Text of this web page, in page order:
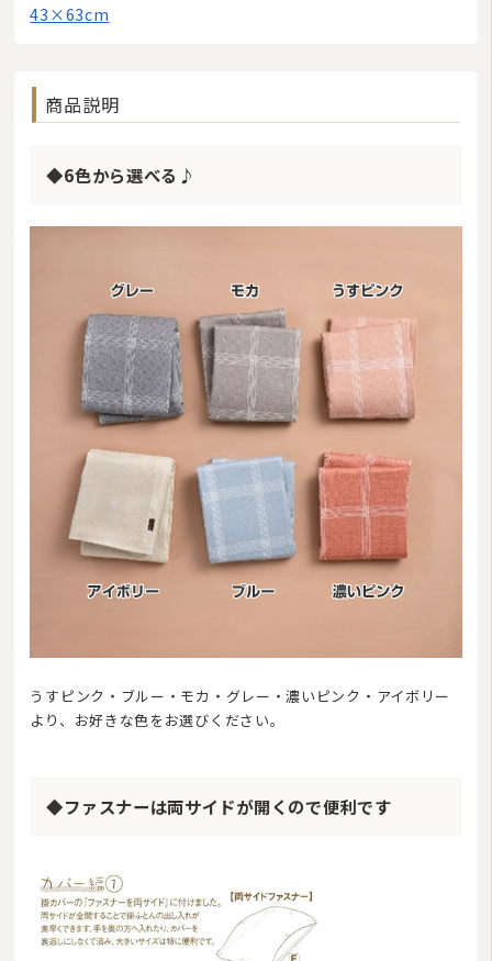
43×63cm
商品説明
◆6色から選べる♪
うすピンク・ブルー・モカ・グレー・濃いピンク・アイボリー
より、お好きな色をお選びください。
◆ファスナーは両サイドが開くので便利です